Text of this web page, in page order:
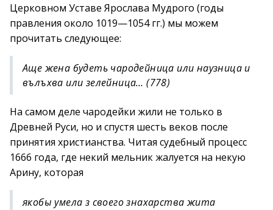
Церковном Уставе Ярослава Мудрого (годы
правления около 1019—1054 гг.) мы можем
прочитать следующее:
Аще жена будеть чародейница или наузница и
вълъхва или зелейница… (778)
На самом деле чародейки жили не только в
Древней Руси, но и спустя шесть веков после
принятия христианства. Читая судебный процесс
1666 года, где некий мельник жалуется на некую
Арину, которая
якобы умела з своего знахарства жита